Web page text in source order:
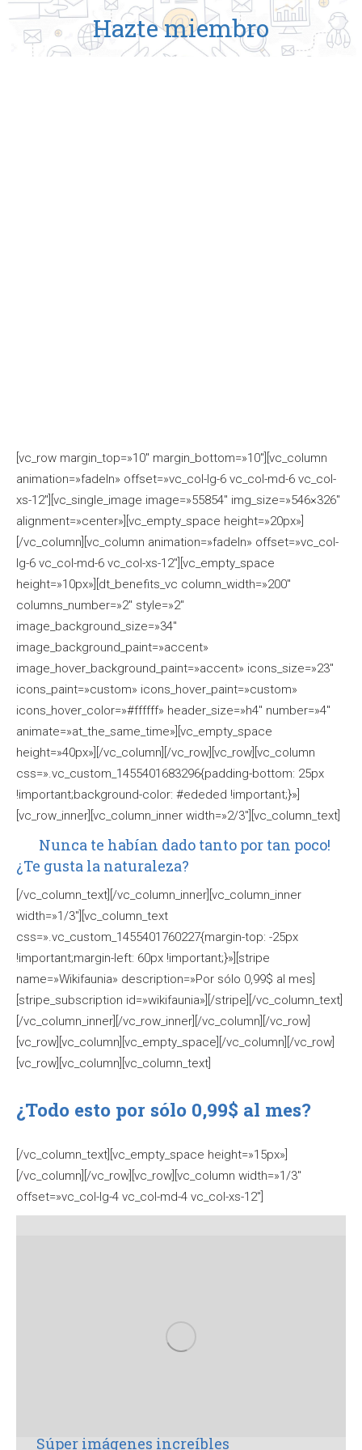
Hazte miembro
[vc_row margin_top=»10″ margin_bottom=»10″][vc_column
animation=»fadeIn» offset=»vc_col-lg-6 vc_col-md-6 vc_col-
xs-12″][vc_single_image image=»55854″ img_size=»546×326″
alignment=»center»][vc_empty_space height=»20px»]
[/vc_column][vc_column animation=»fadeIn» offset=»vc_col-
lg-6 vc_col-md-6 vc_col-xs-12″][vc_empty_space
height=»10px»][dt_benefits_vc column_width=»200″
columns_number=»2″ style=»2″
image_background_size=»34″
image_background_paint=»accent»
image_hover_background_paint=»accent» icons_size=»23″
icons_paint=»custom» icons_hover_paint=»custom»
icons_hover_color=»#ffffff» header_size=»h4″ number=»4″
animate=»at_the_same_time»][vc_empty_space
height=»40px»][/vc_column][/vc_row][vc_row][vc_column
css=».vc_custom_1455401683296{padding-bottom: 25px
!important;background-color: #ededed !important;}»]
[vc_row_inner][vc_column_inner width=»2/3″][vc_column_text]
Nunca te habían dado tanto por tan poco!
¿Te gusta la naturaleza?
[/vc_column_text][/vc_column_inner][vc_column_inner
width=»1/3″][vc_column_text
css=».vc_custom_1455401760227{margin-top: -25px
!important;margin-left: 60px !important;}»][stripe
name=»Wikifaunia» description=»Por sólo 0,99$ al mes]
[stripe_subscription id=»wikifaunia»][/stripe][/vc_column_text]
[/vc_column_inner][/vc_row_inner][/vc_column][/vc_row]
[vc_row][vc_column][vc_empty_space][/vc_column][/vc_row]
[vc_row][vc_column][vc_column_text]
¿Todo esto por sólo 0,99$ al mes?
[/vc_column_text][vc_empty_space height=»15px»]
[/vc_column][/vc_row][vc_row][vc_column width=»1/3″
offset=»vc_col-lg-4 vc_col-md-4 vc_col-xs-12″]
Súper imágenes increíbles